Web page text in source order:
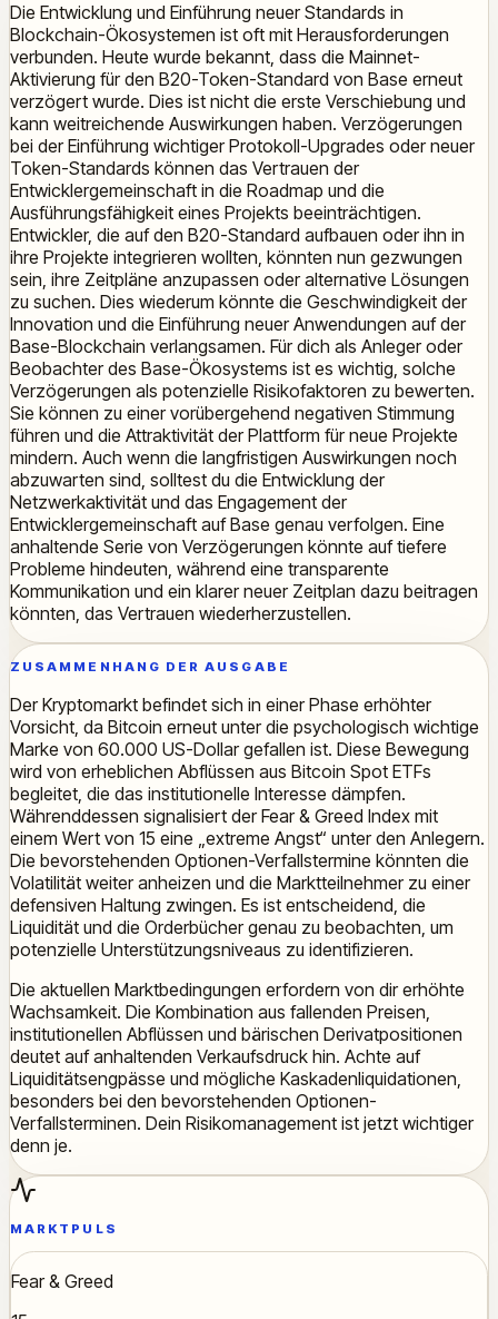
Die Entwicklung und Einführung neuer Standards in
Blockchain-Ökosystemen ist oft mit Herausforderungen
verbunden. Heute wurde bekannt, dass die Mainnet-
Aktivierung für den B20-Token-Standard von Base erneut
verzögert wurde. Dies ist nicht die erste Verschiebung und
kann weitreichende Auswirkungen haben. Verzögerungen
bei der Einführung wichtiger Protokoll-Upgrades oder neuer
Token-Standards können das Vertrauen der
Entwicklergemeinschaft in die Roadmap und die
Ausführungsfähigkeit eines Projekts beeinträchtigen.
Entwickler, die auf den B20-Standard aufbauen oder ihn in
ihre Projekte integrieren wollten, könnten nun gezwungen
sein, ihre Zeitpläne anzupassen oder alternative Lösungen
zu suchen. Dies wiederum könnte die Geschwindigkeit der
Innovation und die Einführung neuer Anwendungen auf der
Base-Blockchain verlangsamen. Für dich als Anleger oder
Beobachter des Base-Ökosystems ist es wichtig, solche
Verzögerungen als potenzielle Risikofaktoren zu bewerten.
Sie können zu einer vorübergehend negativen Stimmung
führen und die Attraktivität der Plattform für neue Projekte
mindern. Auch wenn die langfristigen Auswirkungen noch
abzuwarten sind, solltest du die Entwicklung der
Netzwerkaktivität und das Engagement der
Entwicklergemeinschaft auf Base genau verfolgen. Eine
anhaltende Serie von Verzögerungen könnte auf tiefere
Probleme hindeuten, während eine transparente
Kommunikation und ein klarer neuer Zeitplan dazu beitragen
könnten, das Vertrauen wiederherzustellen.
ZUSAMMENHANG DER AUSGABE
Der Kryptomarkt befindet sich in einer Phase erhöhter
Vorsicht, da Bitcoin erneut unter die psychologisch wichtige
Marke von 60.000 US-Dollar gefallen ist. Diese Bewegung
wird von erheblichen Abflüssen aus Bitcoin Spot ETFs
begleitet, die das institutionelle Interesse dämpfen.
Währenddessen signalisiert der Fear & Greed Index mit
einem Wert von 15 eine „extreme Angst“ unter den Anlegern.
Die bevorstehenden Optionen-Verfallstermine könnten die
Volatilität weiter anheizen und die Marktteilnehmer zu einer
defensiven Haltung zwingen. Es ist entscheidend, die
Liquidität und die Orderbücher genau zu beobachten, um
potenzielle Unterstützungsniveaus zu identifizieren.
Die aktuellen Marktbedingungen erfordern von dir erhöhte
Wachsamkeit. Die Kombination aus fallenden Preisen,
institutionellen Abflüssen und bärischen Derivatpositionen
deutet auf anhaltenden Verkaufsdruck hin. Achte auf
Liquiditätsengpässe und mögliche Kaskadenliquidationen,
besonders bei den bevorstehenden Optionen-
Verfallsterminen. Dein Risikomanagement ist jetzt wichtiger
denn je.
MARKTPULS
Fear & Greed